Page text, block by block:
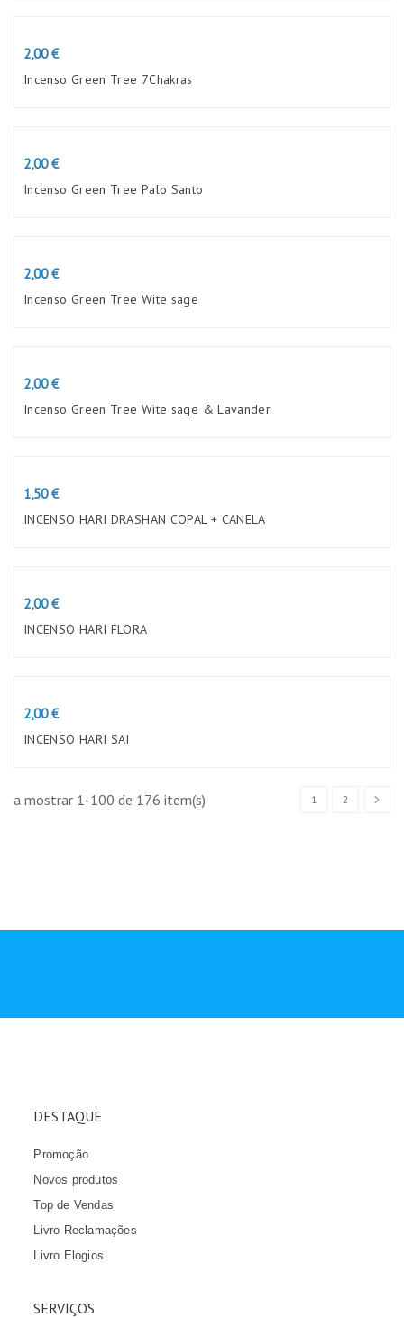
Preço
2,00 €
Incenso Green Tree 7Chakras
Preço
2,00 €
Incenso Green Tree Palo Santo
Preço
2,00 €
Incenso Green Tree Wite sage
Preço
2,00 €
Incenso Green Tree Wite sage & Lavander
Preço
1,50 €
INCENSO HARI DRASHAN COPAL + CANELA
Preço
2,00 €
INCENSO HARI FLORA
Preço
2,00 €
INCENSO HARI SAI
a mostrar 1-100 de 176 item(s) 1 2
DESTAQUE
Promoção
Novos produtos
Top de Vendas
Livro Reclamações
Livro Elogios
SERVIÇOS